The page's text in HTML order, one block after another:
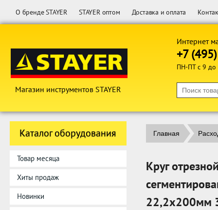
О бренде STAYER STAYER оптом Доставка и оплата
Магазин инструментов STAYER
Интернет
+7
ПН-ПТ с 9 до
Каталог оборудования
Товар месяца
Хиты продаж
Новинки
Главная
Круг
22,2х200мм